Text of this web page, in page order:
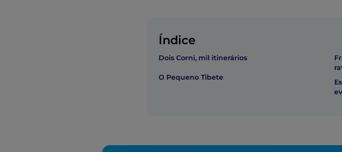
Índice
Dois Corni, mil itinerários
O Pequeno Tibete